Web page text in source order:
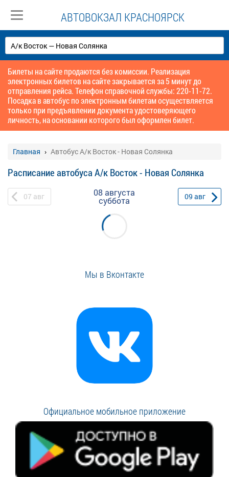
АВТОВОКЗАЛ КРАСНОЯРСК
Билеты на сайте продаются без комиссии. Реализация
электронных билетов на сайте закрывается за 5 минут до
отправления рейса. Телефон справочной службы: 220-11-72.
Посадка в автобус по электронным билетам осуществляется
только при предъявлении документа удостоверяющего
личность, на основании которого был оформлен билет.
Главная Автобус А/к Восток - Новая Солянка
Расписание автобуса А/к Восток - Новая Солянка
07 авг 08 августа
суббота 09 авг
Мы в Вконтакте
Официальное мобильное приложение